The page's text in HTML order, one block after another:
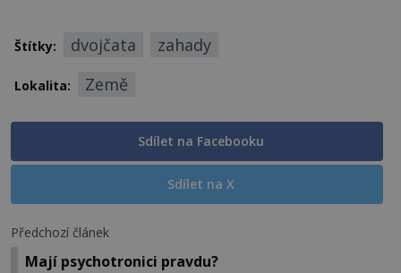
Štítky: dvojčata zahady
Lokalita: Země
Sdílet na Facebooku
Sdílet na X
Předchozí článek
Mají psychotronici pravdu?